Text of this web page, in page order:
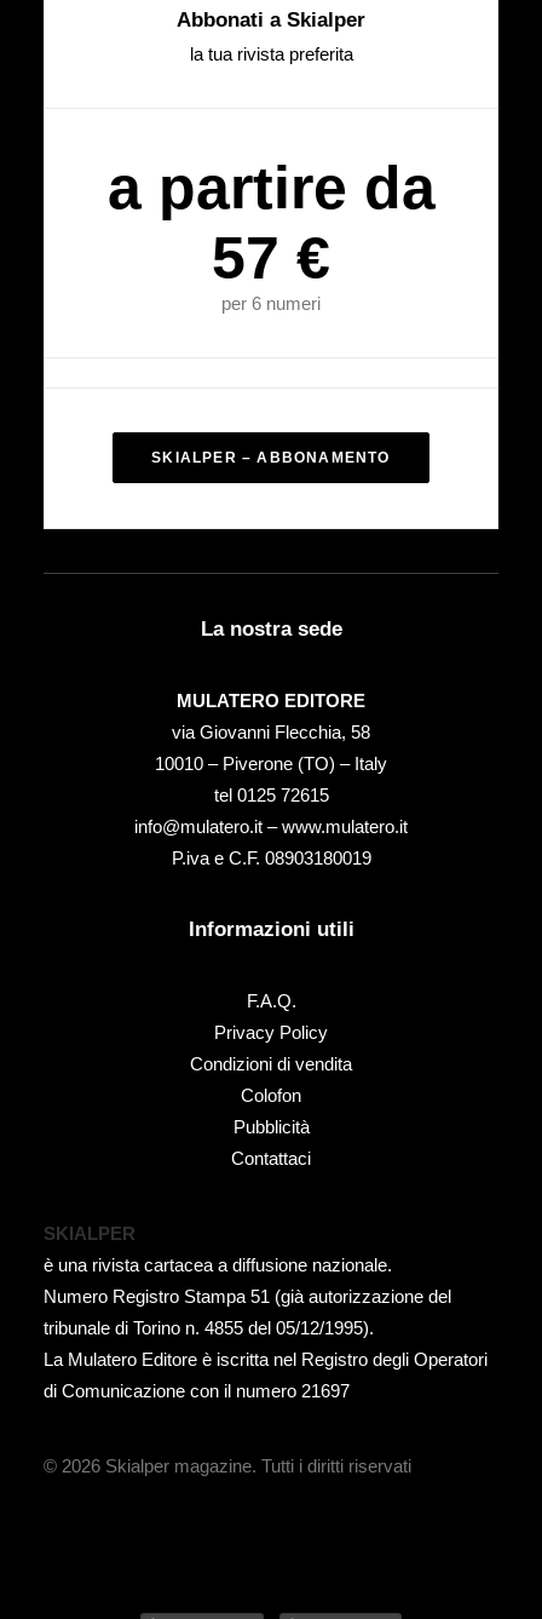
Abbonati a Skialper
la tua rivista preferita
a partire da
57 €
per 6 numeri
SKIALPER – ABBONAMENTO
La nostra sede
MULATERO EDITORE
via Giovanni Flecchia, 58
10010 – Piverone (TO) – Italy
tel ‭0125 72615‬
info@mulatero.it –www.mulatero.it
P.iva e C.F. 08903180019
Informazioni utili
F.A.Q.
Privacy Policy
Condizioni di vendita
Colofon
Pubblicità
Contattaci
SKIALPER
è una rivista cartacea a diffusione nazionale.
Numero Registro Stampa 51 (già autorizzazione del
tribunale di Torino n. 4855 del 05/12/1995).
La Mulatero Editore è iscritta nel Registro degli Operatori
di Comunicazione con il numero 21697
© 2026 Skialper magazine. Tutti i diritti riservati